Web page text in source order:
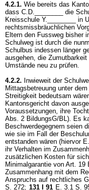
4.2.1. Wie bereits das
dass C.D.________ die
Kreisschule Y.________ in
rechtsmissbräuchlichen
Eltern den Fussweg bisher
Schulweg ist durch die
Schulbus indessen länger
ausgehen, die
Umstände neu zu prüfen.
4.2.2. Inwieweit der
Mittagsbetreuung unter
Streitigkeit bedeutsam
Kantonsgericht davon
Voraussetzungen, ihre
Abs. 2 BildungsG/BL). Es
Beschwerdegegnern seien
wie sie im Fall der
entstanden wären (hiervor
ihr Verhalten im
zusätzlichen Kosten für
Minimalgarantie von Art. 19
Zusammenhang mit dem
Anspruchs auf rechtliches
S. 272; 131 I 91 E. 3.1 S.